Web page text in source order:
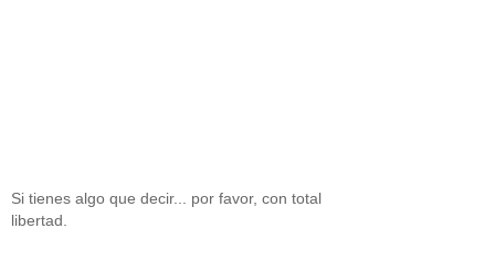
Si tienes algo que decir... por favor, con total
libertad.